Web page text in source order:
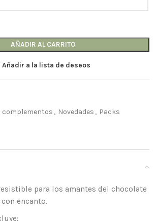
AÑADIR AL CARRITO
Añadir a la lista de deseos
complementos , Novedades , Packs
para los amantes del chocolate
encanto.